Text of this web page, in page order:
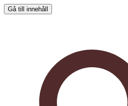
Gå till innehåll